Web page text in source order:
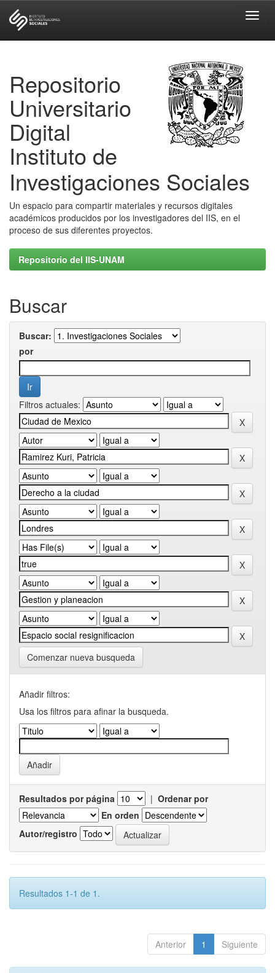
Repositorio
Universitario
Digital
Instituto de
Investigaciones Sociales
Un espacio para compartir materiales y recursos digitales
académicos producidos por los investigadores del IIS, en el
proceso de sus diferentes proyectos.
Repositorio del IIS-UNAM
Buscar
Buscar:
por
Filtros actuales:
Comenzar nueva busqueda
Añadir filtros:
Usa los filtros para afinar la busqueda.
Resultados por página | Ordenar por
En orden
Autor/registro
Resultados 1-1 de 1.
Anterior 1 Siguiente